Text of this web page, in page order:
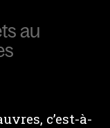
au
c’est-à-